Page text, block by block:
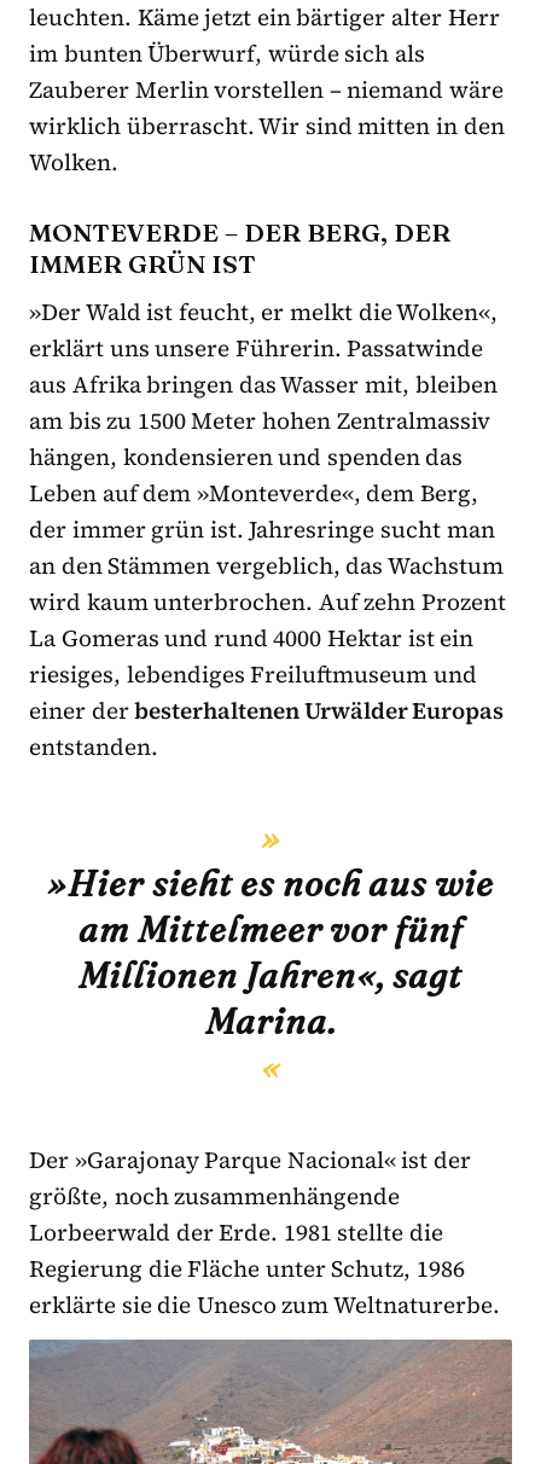
leuchten. Käme jetzt ein bärtiger alter Herr
im bunten Überwurf, würde sich als
Zauberer Merlin vorstellen – niemand wäre
wirklich überrascht. Wir sind mitten in den
Wolken.
MONTEVERDE – DER BERG, DER
IMMER GRÜN IST
»Der Wald ist feucht, er melkt die Wolken«,
erklärt uns unsere Führerin. Passatwinde
aus Afrika bringen das Wasser mit, bleiben
am bis zu 1500 Meter hohen Zentralmassiv
hängen, kondensieren und spenden das
Leben auf dem »Monteverde«, dem Berg,
der immer grün ist. Jahresringe sucht man
an den Stämmen vergeblich, das Wachstum
wird kaum unterbrochen. Auf zehn Prozent
La Gomeras und rund 4000 Hektar ist ein
riesiges, lebendiges Freiluftmuseum und
einer derbesterhaltenen Urwälder Europas
entstanden.
»Hier sieht es noch aus wie
am Mittelmeer vor fünf
Millionen Jahren«, sagt
Marina.
Der »Garajonay Parque Nacional« ist der
größte, noch zusammenhängende
Lorbeerwald der Erde. 1981 stellte die
Regierung die Fläche unter Schutz, 1986
erklärte sie die Unesco zum Weltnaturerbe.